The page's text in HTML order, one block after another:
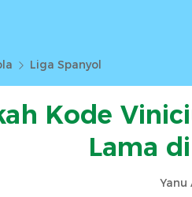
Liga Spanyol
Kode
Lama
Yanu